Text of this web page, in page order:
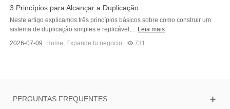
3 Princípios para Alcançar a Duplicação
Neste artigo explicamos três princípios básicos sobre como construir um
sistema de duplicação simples e replicável,...
Leia mais
2026-07-09
Home Expande tu negocio 731
PERGUNTAS FREQUENTES